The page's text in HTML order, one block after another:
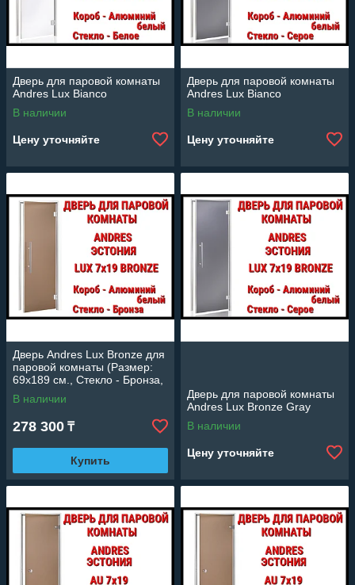
Дверь для паровой комнаты
Andres Lux Bianco
В наличии
Цену уточняйте
Дверь для паровой комнаты
Andres Lux Bianco
В наличии
Цену уточняйте
Дверь Andres Lux Bronze для
паровой комнаты (Размер:
69x189 см., Стекло - Бронза,
Короб - Алюминий,Без
порога)
В наличии
278 300 ₸
Купить
Дверь для паровой комнаты
Andres Lux Bronze Gray
В наличии
Цену уточняйте